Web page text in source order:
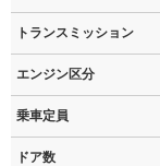
トランスミッション
エンジン区分
乗車定員
ドア数